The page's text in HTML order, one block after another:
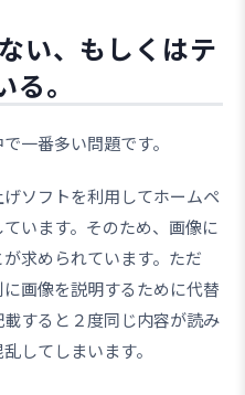
い、もしくはテ
。
一番多い問題です。
ソフトを利用してホームペ
います。そのため、画像に
求められています。ただ
画像を説明するために代替
すると２度同じ内容が読み
してしまいます。